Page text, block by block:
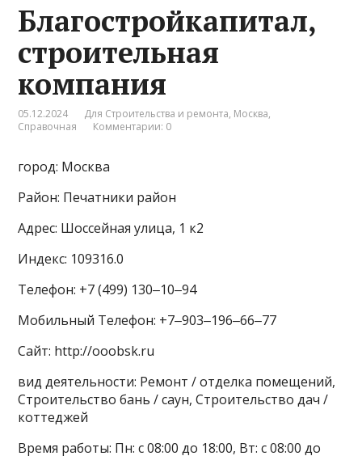
Благоcтройкапитал,
строительная
компания
05.12.2024 Для Строительства и ремонта, Москва,
Справочная
Комментарии: 0
город: Москва
Район: Печатники район
Адрес: Шоссейная улица, 1 к2
Индекс: 109316.0
Телефон: +7 (499) 130‒10‒94
Мобильный Телефон: +7‒903‒196‒66‒77
Сайт: http://ooobsk.ru
вид деятельности: Ремонт / отделка помещений,
Строительство бань / саун, Строительство дач /
коттеджей
Время работы: Пн: с 08:00 до 18:00, Вт: с 08:00 до